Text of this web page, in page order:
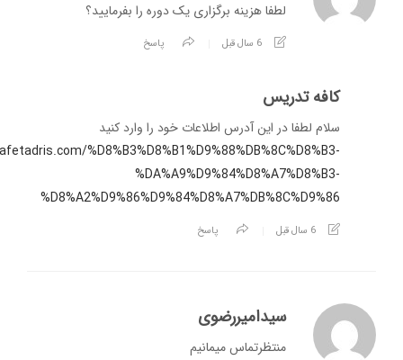
لطفا هزینه برگزاری یک دوره را بفرمایید؟
6 سال قبل پاسخ
کافه تدریس
سلام لطفا در این آدرس اطلاعات خود را وارد کنید
%D8%B3%D8%B1%D9%88%DB%8C%D8%B3-
%DA%A9%D9%84%D8%A7%D8%B3-
%D8%A2%D9%86%D9%84%D8%A7%DB%8C%D9%86
6 سال قبل پاسخ
سیدامیررضوی
منتظرتماس میمانیم